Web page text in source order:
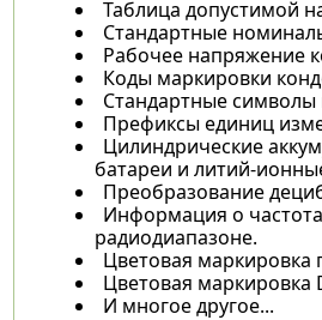
Таблица допустимой
Стандартные
Рабочее напряжение
Коды маркировки
Стандартные
Префиксы единиц
Цилиндрические
батареи и литий-
Преобразование
Информация о
радиодиапазоне.
Цветовая маркировка
Цветовая маркировка
И многое другое...